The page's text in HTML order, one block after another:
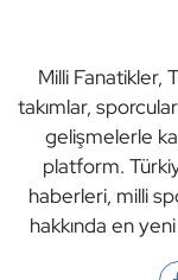
Milli Fanatikler,
takımlar,
gelişmelerle
platform.
haberleri, milli
hakkında en